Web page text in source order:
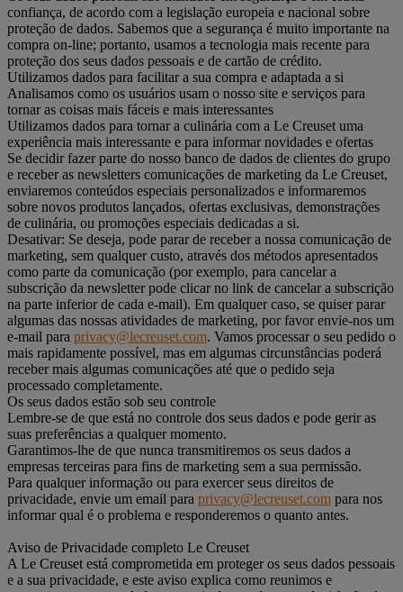
confiança, de acordo com a legislação europeia e nacional sobre
proteção de dados. Sabemos que a segurança é muito importante na
compra on-line; portanto, usamos a tecnologia mais recente para
proteção dos seus dados pessoais e de cartão de crédito.
Utilizamos dados para facilitar a sua compra e adaptada a si
Analisamos como os usuários usam o nosso site e serviços para
tornar as coisas mais fáceis e mais interessantes
Utilizamos dados para tornar a culinária com a Le Creuset uma
experiência mais interessante e para informar novidades e ofertas
Se decidir fazer parte do nosso banco de dados de clientes do grupo
e receber as newsletters comunicações de marketing da Le Creuset,
enviaremos conteúdos especiais personalizados e informaremos
sobre novos produtos lançados, ofertas exclusivas, demonstrações
de culinária, ou promoções especiais dedicadas a si.
Desativar: Se deseja, pode parar de receber a nossa comunicação de
marketing, sem qualquer custo, através dos métodos apresentados
como parte da comunicação (por exemplo, para cancelar a
subscrição da newsletter pode clicar no link de cancelar a subscrição
na parte inferior de cada e-mail). Em qualquer caso, se quiser parar
algumas das nossas atividades de marketing, por favor envie-nos um
e-mail para privacy@lecreuset.com. Vamos processar o seu pedido o
mais rapidamente possível, mas em algumas circunstâncias poderá
receber mais algumas comunicações até que o pedido seja
processado completamente.
Os seus dados estão sob seu controle
Lembre-se de que está no controle dos seus dados e pode gerir as
suas preferências a qualquer momento.
Garantimos-lhe de que nunca transmitiremos os seus dados a
empresas terceiras para fins de marketing sem a sua permissão.
Para qualquer informação ou para exercer seus direitos de
privacidade, envie um email para privacy@lecreuset.com para nos
informar qual é o problema e responderemos o quanto antes.
Aviso de Privacidade completo Le Creuset
A Le Creuset está comprometida em proteger os seus dados pessoais
e a sua privacidade, e este aviso explica como reunimos e